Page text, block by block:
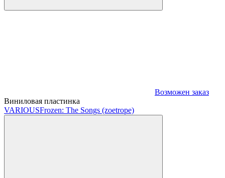
Возможен заказ
Виниловая пластинка
VARIOUSFrozen: The Songs (zoetrope)